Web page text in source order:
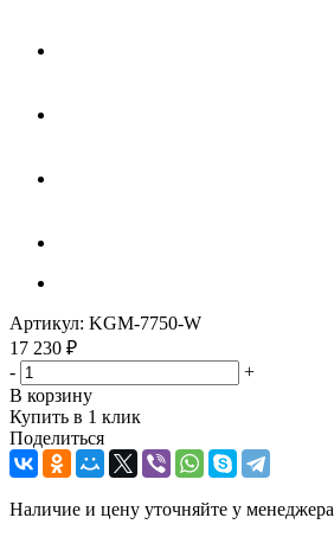
Артикул: KGM-7750-W
17 230 ₽
-
+
В корзину
Купить в 1 клик
Поделиться
Наличие и цену уточняйте у менеджера